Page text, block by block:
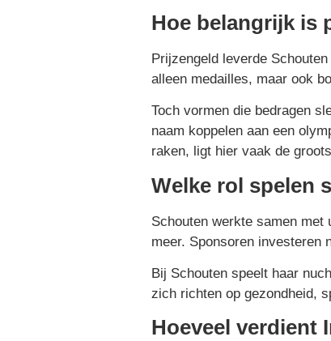
Hoe belangrijk is
Prijzengeld leverde
alleen medailles, maar ook
Toch vormen die bedragen
naam koppelen aan een
raken, ligt hier vaak de
Welke rol spelen
Schouten werkte samen met
meer. Sponsoren investeren
Bij Schouten speelt haar
zich richten op gezondheid,
Hoeveel verdient